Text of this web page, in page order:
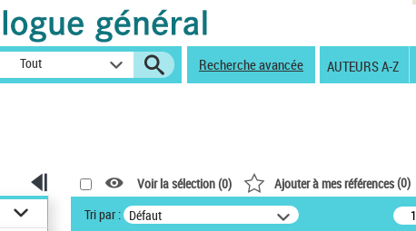
Tout Recherche avancée AUTEURS A-Z
Voir la sélection (0) Ajouter à mes références(0)
Tri par : Défaut